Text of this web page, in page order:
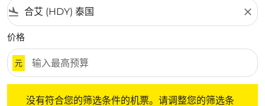
flight_land close
价格
元
没有符合您的筛选条件的机票。请调整您的筛选条